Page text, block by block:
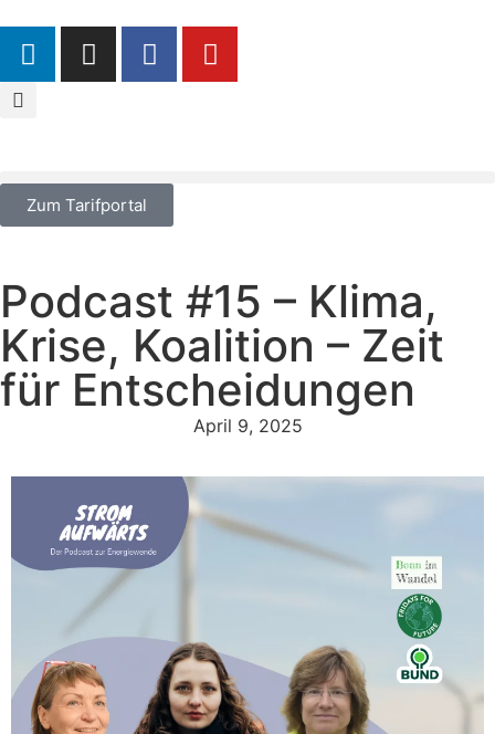
Zum Tarifportal
Podcast #15 – Klima,
Krise, Koalition – Zeit
für Entscheidungen
April 9, 2025